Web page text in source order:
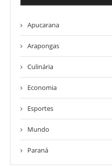
Apucarana
Arapongas
Culinária
Economia
Esportes
Mundo
Paraná